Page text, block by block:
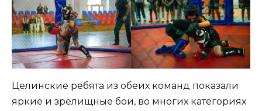
Целинские ребята из обеих команд показали
яркие и зрелищные бои, во многих категориях